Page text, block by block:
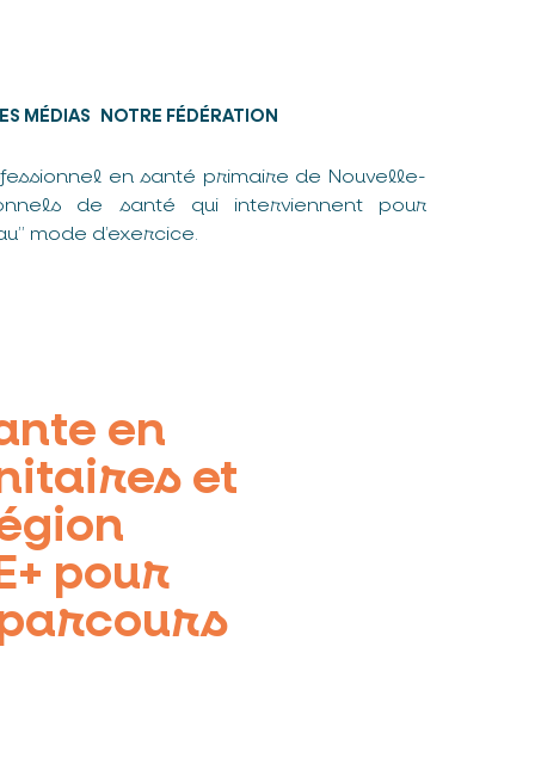
MÉDIAS NOTRE FÉDÉRATION
en santé primaire de Nouvelle-
de santé qui interviennent pour
mode d’exercice.
en
et
pour